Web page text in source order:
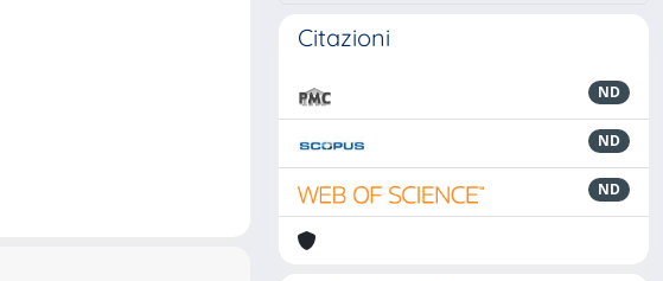
Citazioni
ND
ND
ND